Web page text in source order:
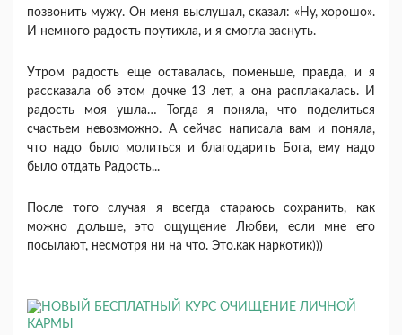
позвонить мужу. Он меня выслушал, сказал: «Ну, хорошо».
И немного радость поутихла, и я смогла заснуть.
Утром радость еще оставалась, поменьше, правда, и я
рассказала об этом дочке 13 лет, а она расплакалась. И
радость моя ушла… Тогда я поняла, что поделиться
счастьем невозможно. А сейчас написала вам и поняла,
что надо было молиться и благодарить Бога, ему надо
было отдать Радость...
После того случая я всегда стараюсь сохранить, как
можно дольше, это ощущение Любви, если мне его
посылают, несмотря ни на что. Это.как наркотик)))